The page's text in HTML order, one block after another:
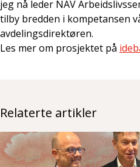
jeg nå leder NAV
tilby bredden i kompetansen
avdelingsdirektøren.
Les mer om prosjektet på
Relaterte artikler